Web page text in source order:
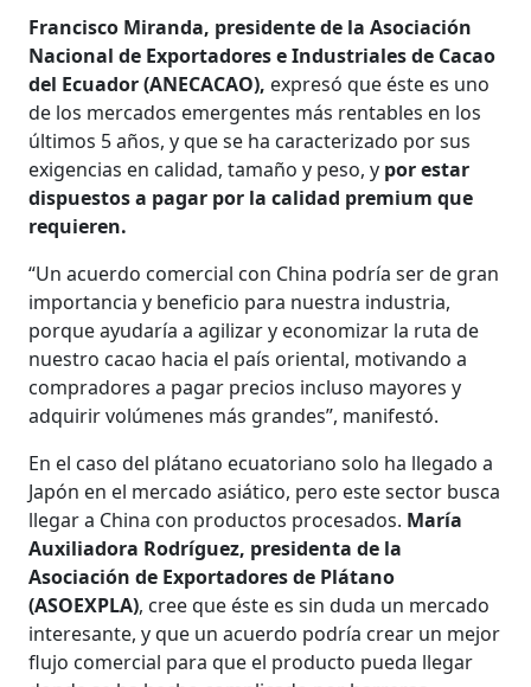
Francisco Miranda, presidente de la Asociación
Nacional de Exportadores e Industriales de Cacao
del Ecuador (ANECACAO), expresó que éste es uno
de los mercados emergentes más rentables en los
últimos 5 años, y que se ha caracterizado por sus
exigencias en calidad, tamaño y peso, y por estar
dispuestos a pagar por la calidad premium que
requieren.
“Un acuerdo comercial con China podría ser de gran
importancia y beneficio para nuestra industria,
porque ayudaría a agilizar y economizar la ruta de
nuestro cacao hacia el país oriental, motivando a
compradores a pagar precios incluso mayores y
adquirir volúmenes más grandes”, manifestó.
En el caso del plátano ecuatoriano solo ha llegado a
Japón en el mercado asiático, pero este sector busca
llegar a China con productos procesados. María
Auxiliadora Rodríguez, presidenta de la
Asociación de Exportadores de Plátano
(ASOEXPLA), cree que éste es sin duda un mercado
interesante, y que un acuerdo podría crear un mejor
flujo comercial para que el producto pueda llegar